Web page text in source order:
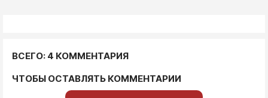
ВСЕГО: 4 КОММЕНТАРИЯ
ЧТОБЫ ОСТАВЛЯТЬ КОММЕНТАРИИ